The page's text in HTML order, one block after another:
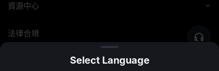
資源中心
法律合規
Select Language